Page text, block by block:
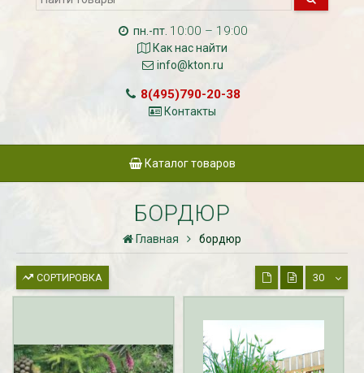
пн.-пт. 10:00 – 19:00
Как нас найти
info@kton.ru
8(495)790-20-38
Контакты
Каталог товаров
БОРДЮР
Главная бордюр
СОРТИРОВКА 30